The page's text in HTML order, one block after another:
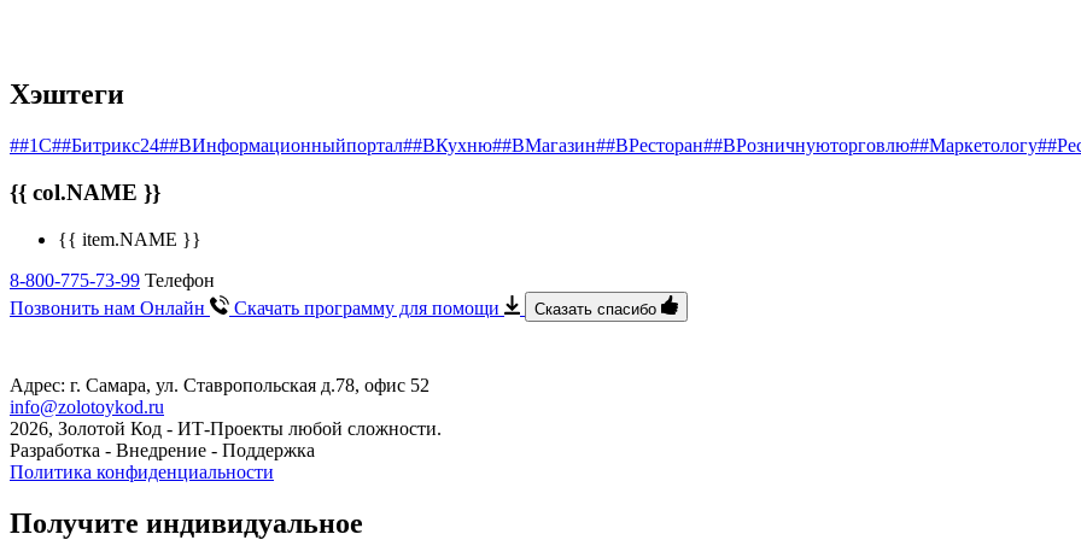
Хэштеги
##1С##Битрикс24##ВИнформационныйпортал##ВКухню##ВМагазин##ВРесторан##ВРозничнуюторговлю##Маркетологу
{{ col.NAME }}
{{ item.NAME }}
8-800-775-73-99 Телефон
Позвонить нам Онлайн
Скачать программу для помощи Сказать спасибо
Адрес: г. Самара, ул. Ставропольская д.78, офис 52
info@zolotoykod.ru
2026, Золотой Код - ИТ-Проекты любой сложности.
Разработка - Внедрение - Поддержка
Политика конфиденциальности
Получите индивидуальное